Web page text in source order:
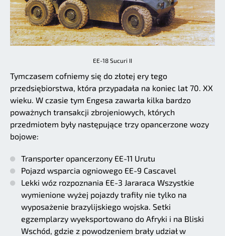
EE-18 Sucuri II
Tymczasem cofniemy się do złotej ery tego
przedsiębiorstwa, która przypadała na koniec lat 70. XX
wieku. W czasie tym Engesa zawarła kilka bardzo
poważnych transakcji zbrojeniowych, których
przedmiotem były następujące trzy opancerzone wozy
bojowe:
Transporter opancerzony EE-11 Urutu
Pojazd wsparcia ogniowego EE-9 Cascavel
Lekki wóz rozpoznania EE-3 Jararaca Wszystkie
wymienione wyżej pojazdy trafiły nie tylko na
wyposażenie brazylijskiego wojska. Setki
egzemplarzy wyeksportowano do Afryki i na Bliski
Wschód, gdzie z powodzeniem brały udział w